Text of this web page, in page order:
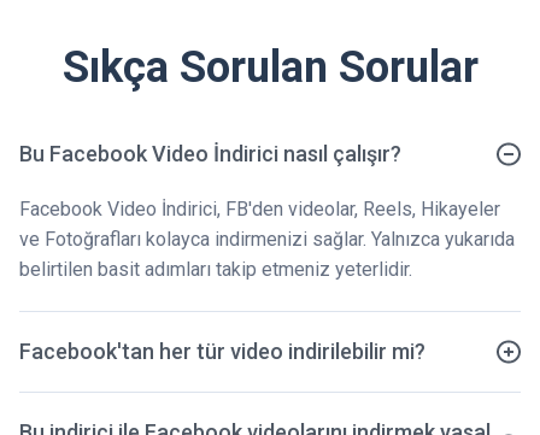
Sıkça Sorulan Sorular
Bu Facebook Video İndirici nasıl çalışır?
Facebook Video İndirici, FB'den videolar, Reels, Hikayeler
ve Fotoğrafları kolayca indirmenizi sağlar. Yalnızca yukarıda
belirtilen basit adımları takip etmeniz yeterlidir.
Facebook'tan her tür video indirilebilir mi?